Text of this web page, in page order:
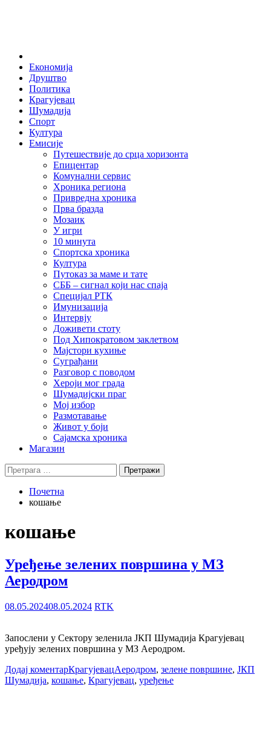
Економија
Друштво
Политика
Крагујевац
Шумадија
Спорт
Култура
Емисије
Путешествије до срца хоризонта
Епицентар
Комунални сервис
Хроника региона
Привредна хроника
Прва бразда
Мозаик
У игри
10 минута
Спортска хроника
Култура
Путоказ за маме и тате
СББ – сигнал који нас спаја
Специјал РТК
Имунизација
Интервју
Доживети стоту
Под Хипократовом заклетвом
Мајстори кухиње
Суграђани
Разговор с поводом
Хероји мог града
Шумадијски праг
Мој избор
Размотавање
Живот у боји
Сајамска хроника
Магазин
Претрага
за:
Почетна
кошање
кошање
Уређење зелених површина у МЗ
Аеродром
08.05.202408.05.2024 RTK
Запослени у Сектору зеленила ЈКП Шумадија Крагујевац
уређују зелених површина у МЗ Аеродром.
Додај коментарКрагујевацАеродром, зелене површине, ЈКП
Шумадија, кошање, Крагујевац, уређење